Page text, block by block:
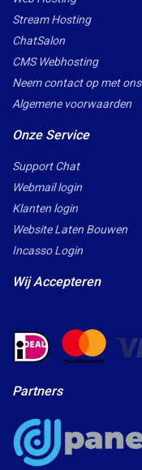
Stream Hosting
ChatSalon
CMS Webhosting
Neem contact op met ons
Algemene voorwaarden
Onze Service
Support Chat
Webmail login
Klanten login
Website Laten Bouwen
Incasso Login
Wij Accepteren
Partners